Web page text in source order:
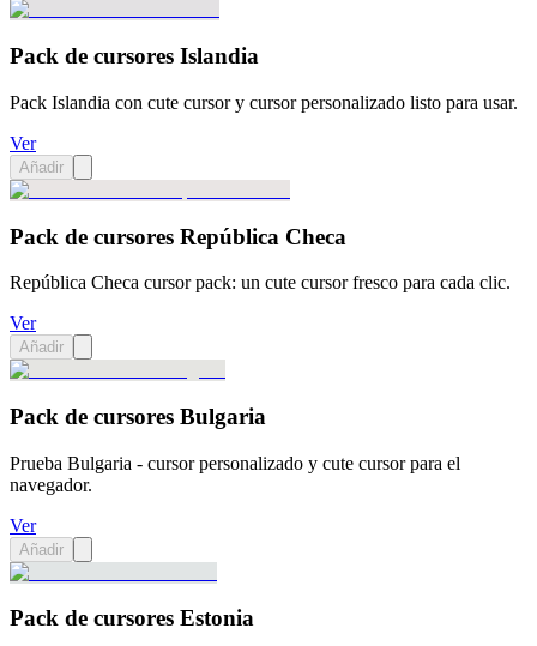
Pack de cursores Islandia
Pack Islandia con cute cursor y cursor personalizado listo para usar.
Ver
Añadir
Pack de cursores República Checa
República Checa cursor pack: un cute cursor fresco para cada clic.
Ver
Añadir
Pack de cursores Bulgaria
Prueba Bulgaria - cursor personalizado y cute cursor para el
navegador.
Ver
Añadir
Pack de cursores Estonia